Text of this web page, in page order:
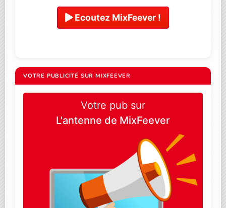
Ecoutez MixFeever !
VOTRE PUBLICITÉ SUR MIXFEEVER
Votre pub sur
L'antenne de MixFeever